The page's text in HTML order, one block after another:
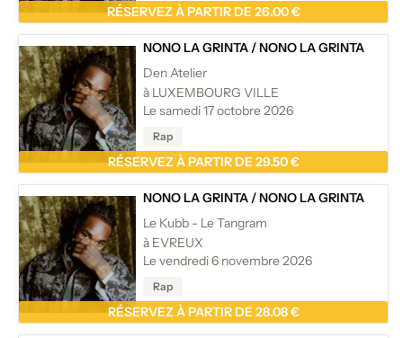
RÉSERVEZ À PARTIR DE 26.00 €
NONO LA GRINTA /NONO LA GRINTA
Den Atelier
à LUXEMBOURG VILLE
Le samedi 17 octobre 2026
Rap
RÉSERVEZ À PARTIR DE 29.50 €
NONO LA GRINTA /NONO LA GRINTA
Le Kubb - Le Tangram
à EVREUX
Le vendredi 6 novembre 2026
Rap
RÉSERVEZ À PARTIR DE 28.08 €